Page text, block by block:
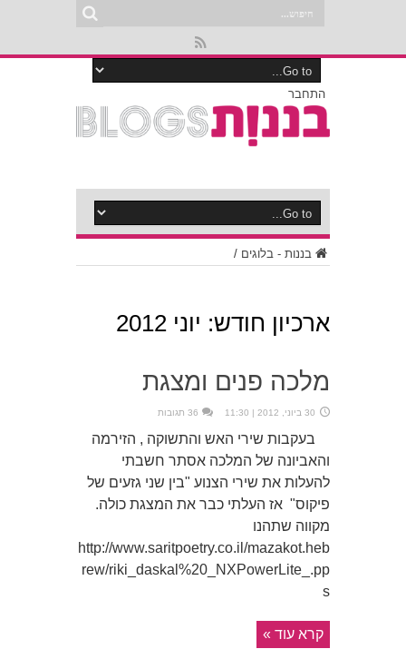
התחבר
בננות - בלוגים /
ארכיון חודש: יוני 2012
מלכה פנים ומצגת
30 ביוני, 2012 | 11:30 36 תגובות
בעקבות שירי האש והתשוקה , הזירמה
והאביונה של המלכה אסתר חשבתי
להעלות את שירי הצנוע "בין שני גזעים של
פיקוס" אז העלתי כבר את המצגת כולה.
מקווה שתהנו
http://www.saritpoetry.co.il/mazakot.heb
rew/riki_daskal%20_NXPowerLite_.pp
s
קרא עוד »